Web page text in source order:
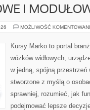
I
MOŻLIWOŚĆ
Kursy Marko to portal
wózków widłowych,
w jedną, spójną przestrzeń
stworzone z myślą o
sprawniej, rozumieć, jak
podejmować lepsze